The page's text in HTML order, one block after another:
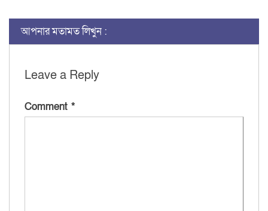
আপনার মতামত লিখুন :
Leave a Reply
Comment *